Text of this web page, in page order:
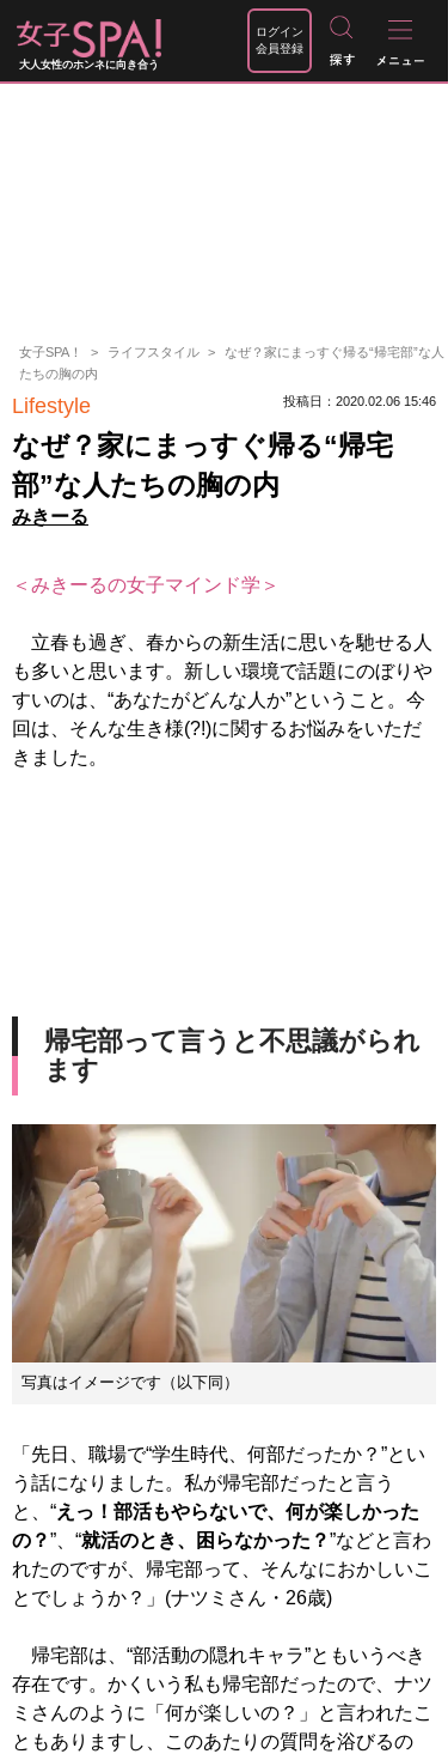
大人女性のホンネに向き合う
ログイン
会員登録
女子SPA！ ライフスタイル
なぜ？家にまっすぐ帰る“帰宅部”な人
たちの胸の内
Lifestyle 投稿日：2020.02.06 15:46
なぜ？家にまっすぐ帰る“帰宅
部”な人たちの胸の内
みきーる
＜みきーるの女子マインド学＞
立春も過ぎ、春からの新生活に思いを馳せる人
も多いと思います。新しい環境で話題にのぼりや
すいのは、“あなたがどんな人か”ということ。今
回は、そんな生き様(?!)に関するお悩みをいただ
きました。
帰宅部って言うと不思議がられ
ます
写真はイメージです（以下同）
「先日、職場で“学生時代、何部だったか？”とい
う話になりました。私が帰宅部だったと言う
と、“えっ！部活もやらないで、何が楽しかった
の？”、“就活のとき、困らなかった？”などと言わ
れたのですが、帰宅部って、そんなにおかしいこ
とでしょうか？」(ナツミさん・26歳)
帰宅部は、“部活動の隠れキャラ”ともいうべき
存在です。かくいう私も帰宅部だったので、ナツ
ミさんのように「何が楽しいの？」と言われたこ
ともありますし、このあたりの質問を浴びるの